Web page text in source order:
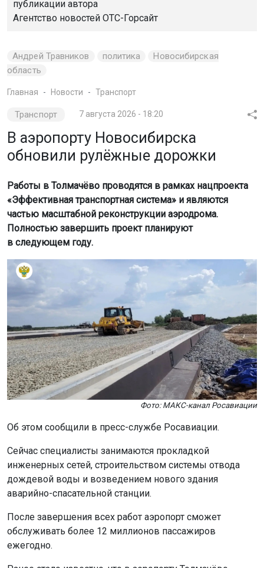
публикации автора
Агентство новостей ОТС-Горсайт
Андрей Травников политика
Новосибирская
область
Главная Новости Транспорт
Транспорт 7 августа 2026 - 18:20
В аэропорту Новосибирска
обновили рулёжные дорожки
Работы в Толмачёво проводятся в рамках нацпроекта
«Эффективная транспортная система» и являются
частью масштабной реконструкции аэродрома.
Полностью завершить проект планируют
в следующем году.
Фото: МАКС-канал Росавиации
Об этом сообщили в пресс-службе Росавиации.
Сейчас специалисты занимаются прокладкой
инженерных сетей, строительством системы отвода
дождевой воды и возведением нового здания
аварийно-спасательной станции.
После завершения всех работ аэропорт сможет
обслуживать более 12 миллионов пассажиров
ежегодно.